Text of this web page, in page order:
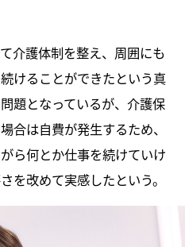
介護体制を整え、周囲にも
けることができたという真
題となっているが、介護保
合は自費が発生するため、
ら何とか仕事を続けていけ
を改めて実感したという。